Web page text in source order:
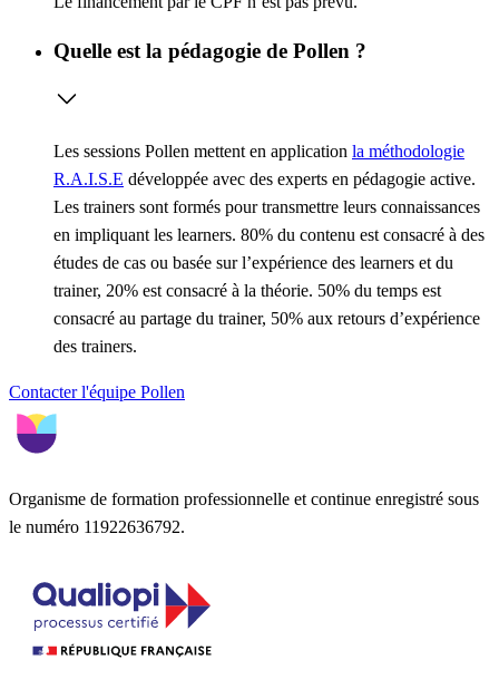
Quelle est la pédagogie de Pollen ?
Les sessions Pollen mettent en application la méthodologie
R.A.I.S.E développée avec des experts en pédagogie active.
Les trainers sont formés pour transmettre leurs connaissances
en impliquant les learners. 80% du contenu est consacré à des
études de cas ou basée sur l’expérience des learners et du
trainer, 20% est consacré à la théorie. 50% du temps est
consacré au partage du trainer, 50% aux retours d’expérience
des trainers.
Contacter l'équipe Pollen
Organisme de formation professionnelle et continue enregistré sous
le numéro 11922636792.